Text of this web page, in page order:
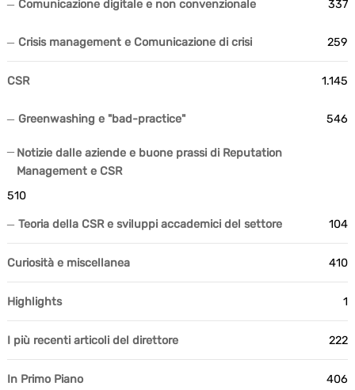
Comunicazione digitale e non convenzionale 337
Crisis management e Comunicazione di crisi 259
CSR 1.145
Greenwashing e "bad-practice" 546
Notizie dalle aziende e buone prassi di Reputation
Management e CSR
510
Teoria della CSR e sviluppi accademici del settore 104
Curiosità e miscellanea 410
Highlights 1
I più recenti articoli del direttore 222
In Primo Piano 406